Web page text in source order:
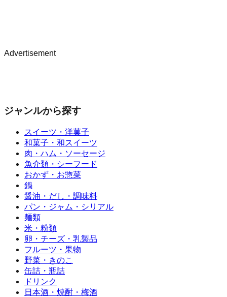
Advertisement
ジャンルから探す
スイーツ・洋菓子
和菓子・和スイーツ
肉・ハム・ソーセージ
魚介類・シーフード
おかず・お惣菜
鍋
醤油・だし・調味料
パン・ジャム・シリアル
麺類
米・粉類
卵・チーズ・乳製品
フルーツ・果物
野菜・きのこ
缶詰・瓶詰
ドリンク
日本酒・焼酎・梅酒